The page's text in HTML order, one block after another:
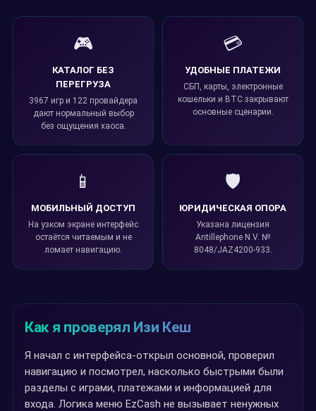
🎮
КАТАЛОГ БЕЗ
ПЕРЕГРУЗА
3967 игр и 122 провайдера
дают нормальный выбор
без ощущения хаоса.
💳
УДОБНЫЕ ПЛАТЕЖИ
СБП, карты, электронные
кошельки и BTC закрывают
основные сценарии.
📱
МОБИЛЬНЫЙ ДОСТУП
На узком экране интерфейс
остаётся читаемым и не
ломает навигацию.
🛡️
ЮРИДИЧЕСКАЯ ОПОРА
Указана лицензия
Antillephone N.V. №
8048/JAZ4200-933.
Как я проверял Изи Кеш
Я начал с интерфейса-открыл основной, проверил
навигацию и посмотрел, насколько быстрыми были
разделы с играми, платежами и информацией для
входа. Логика меню EzCash не вызывает ненужных